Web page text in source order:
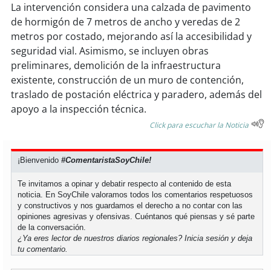
soytalcahuano
soyconcepción
soycoronel
soyarauco
soyosorno
soypuertomontt
La intervención considera una calzada de pavimento
de hormigón de 7 metros de ancho y veredas de 2
metros por costado, mejorando así la accesibilidad y
seguridad vial. Asimismo, se incluyen obras
preliminares, demolición de la infraestructura
existente, construcción de un muro de contención,
traslado de postación eléctrica y paradero, además del
apoyo a la inspección técnica.
Click para escuchar la Noticia
¡Bienvenido#ComentaristaSoyChile!
Te invitamos a opinar y debatir respecto al contenido de esta
noticia. En SoyChile valoramos todos los comentarios respetuosos
y constructivos y nos guardamos el derecho a no contar con las
opiniones agresivas y ofensivas. Cuéntanos qué piensas y sé parte
de la conversación.
¿Ya eres lector de nuestros diarios regionales?Inicia sesión y deja
tu comentario.